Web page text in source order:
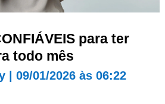
para ter
todo mês
| 09/01/2026 às 06:22